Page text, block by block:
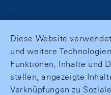
Diese Website
und weitere
Funktionen, Inhalte und
stellen, angezeigte
Verknüpfungen zu